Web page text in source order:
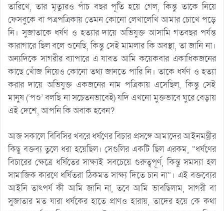
তারিখে, তার মৃত্যুরও পাঁচ বছর পূর্তি হয়ে গেল, কিন্তু তাকে নিয়ে
ফেসবুকে বা পত্রপত্রিকায় তেমন কোনো লেখালেখি আমার চোখে পড়ে
নি। সুজাতাকে ধর্ষণ ও হত্যার দায়ে অভিযুক্ত আসামি গতবছর পর্যন্ত
কারাগারে ছিল বলে শুনেছি, কিন্তু সেই মামলার কি অবস্থা, তা জানি না।
অন্যদিকে সাগরীর ব্যাপারে এ যাবত আমি কয়েকবার একাধিকজনের
কাছে খোঁজ নিয়েও কোনো তথ্য জানতে পারি নি। তাকে ধর্ষণ ও হত্যা
করার দায়ে অভিযুক্ত একজনের নাম পত্রিকায় এসেছিল, কিন্তু সেই
মানুষ (‘পশু’ বলছি না সচেতনভাবেই) যদি এখনো মুক্তভাবে ঘুরে বেড়ায়
এই দেশে, আপনি কি অবাক হবেন?
আজ সকালে বিবিসির খবরে ধর্ষণের বিচার প্রসঙ্গে আমাদের আইনমন্ত্রীর
কিছু বক্তব্য তুলে ধরা হয়েছিল। সেগুলির একটি ছিল এরকম, “ধর্ষণের
বিচারের ক্ষেত্রে ধর্ষিতের সাক্ষ্যই সবচেয়ে গুরুত্বপূর্ণ, কিন্তু সমস্যা হল
সামাজিক কারণে ধর্ষিতরা ঠিকমত সাক্ষ্য দিতে চান না”। এই বক্তব্যের
আইনি তাৎপর্য কী আমি জানি না, তবে আমি ভাবছিলাম, সাগরী বা
সুজাতার মত যারা ধর্ষকের হাতে প্রাণও হারায়, তাদের হয়ে কে কথা